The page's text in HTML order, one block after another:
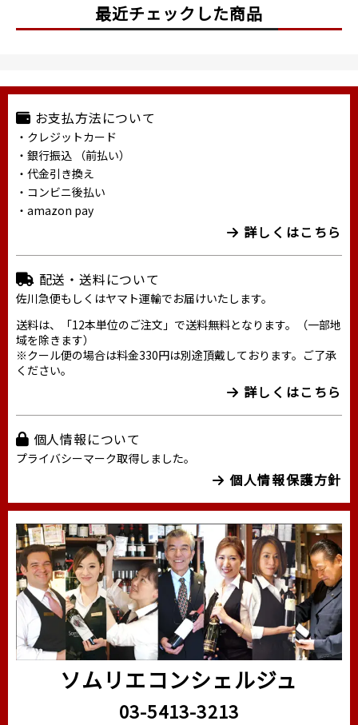
最近チェックした商品
お支払方法について
・クレジットカード
・銀行振込 （前払い）
・代金引き換え
・コンビニ後払い
・amazon pay
詳しくはこちら
配送・送料について
佐川急便もしくはヤマト運輸でお届けいたします。
送料は、「12本単位のご注文」で送料無料となります。（一部地
域を除きます）
※クール便の場合は料金330円は別途頂戴しております。ご了承
ください。
詳しくはこちら
個人情報について
プライバシーマーク取得しました。
個人情報保護方針
ソムリエコンシェルジュ
03-5413-3213